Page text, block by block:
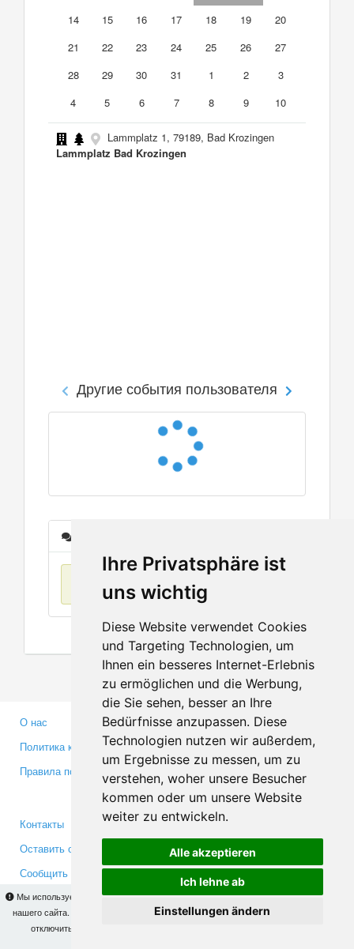
Ihre Privatsphäre ist
uns wichtig
Diese Website verwendet Cookies
und Targeting Technologien, um
Ihnen ein besseres Internet-Erlebnis
zu ermöglichen und die Werbung,
die Sie sehen, besser an Ihre
Bedürfnisse anzupassen. Diese
Technologien nutzen wir außerdem,
um Ergebnisse zu messen, um zu
verstehen, woher unsere Besucher
kommen oder um unsere Website
weiter zu entwickeln.
Alle akzeptieren
Ich lehne ab
Einstellungen ändern
Мы используем cookies для того, чтобы Вы могли использовать весь функционал
нашего сайта. На
Вы сможете узнать подробности и, при желании,
отключить использование cookies. Продолжая пользоваться сайтом, Вы
14
15 16 17 18 19
20
21
22 23 24 25 26
27
28
29 30 31 1 2
3
4
5 6 7 8 9 10
Lammplatz 1, 79189, Bad Krozingen
Lammplatz Bad Krozingen
Другие события пользователя
О нас
Политика конфиденциальности
Правила пользования
Партнерам
Инвесторам
Медиа
Контакты
Оставить отзыв
Сообщить об ошибке
Facebook
Twitter
YouTube
Google+